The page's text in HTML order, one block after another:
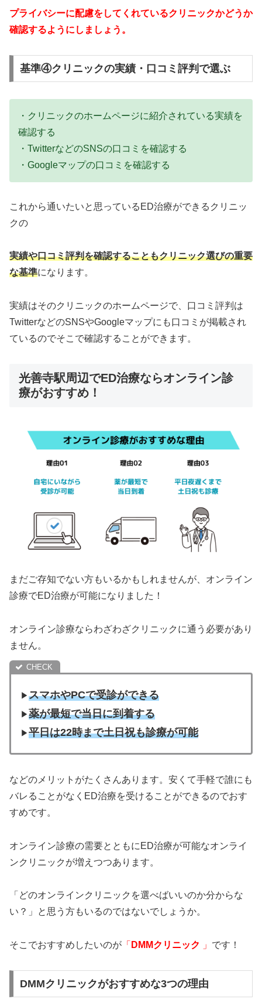
プライバシーに配慮をしてくれているクリニックかどうか
確認するようにしましょう。
基準④クリニックの実績・口コミ評判で選ぶ
・クリニックのホームページに紹介されている実績を
確認する
・TwitterなどのSNSの口コミを確認する
・Googleマップの口コミを確認する
これから通いたいと思っているED治療ができるクリニッ
クの
実績や口コミ評判を確認することもクリニック選びの重要
な基準になります。
実績はそのクリニックのホームページで、口コミ評判は
TwitterなどのSNSやGoogleマップにも口コミが掲載され
ているのでそこで確認することができます。
光善寺駅周辺でED治療ならオンライン診
療がおすすめ！
まだご存知でない方もいるかもしれませんが、オンライン
診療でED治療が可能になりました！
オンライン診療ならわざわざクリニックに通う必要があり
ません。
▶︎スマホやPCで受診ができる
▶︎薬が最短で当日に到着する
▶︎平日は22時まで土日祝も診療が可能
などのメリットがたくさんあります。安くて手軽で誰にも
バレることがなくED治療を受けることができるのでおす
すめです。
オンライン診療の需要とともにED治療が可能なオンライ
ンクリニックが増えつつあります。
「どのオンラインクリニックを選べばいいのか分からな
い？」と思う方もいるのではないでしょうか。
そこでおすすめしたいのが 「 DMMクリニック 」 です！
DMMクリニックがおすすめな3つの理由